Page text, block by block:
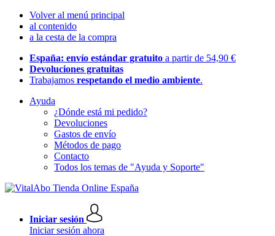
Volver al menú principal
al contenido
a la cesta de la compra
España: envío estándar gratuito a partir de 54,90 €
Devoluciones gratuitas
Trabajamos respetando el medio ambiente.
Ayuda
¿Dónde está mi pedido?
Devoluciones
Gastos de envío
Métodos de pago
Contacto
Todos los temas de "Ayuda y Soporte"
Iniciar sesión
Iniciar sesión ahora